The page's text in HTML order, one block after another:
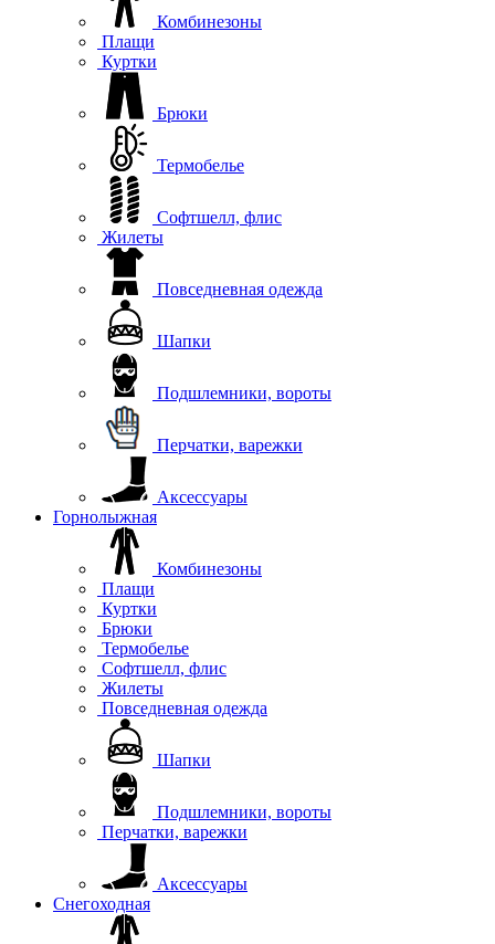
Комбинезоны
Плащи
Куртки
Брюки
Термобелье
Софтшелл, флис
Жилеты
Повседневная одежда
Шапки
Подшлемники, вороты
Перчатки, варежки
Аксессуары
Горнолыжная
Комбинезоны
Плащи
Куртки
Брюки
Термобелье
Софтшелл, флис
Жилеты
Повседневная одежда
Шапки
Подшлемники, вороты
Перчатки, варежки
Аксессуары
Снегоходная